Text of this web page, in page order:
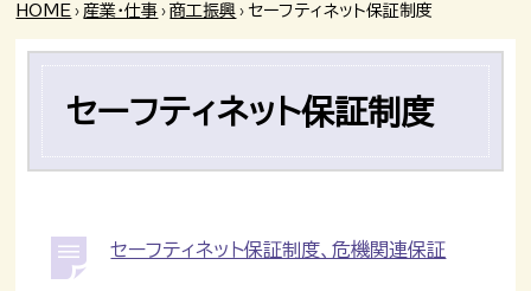
HOME › 産業・仕事 › 商工振興 › セーフティネット保証制度
セーフティネット保証制度
セーフティネット保証制度、危機関連保証